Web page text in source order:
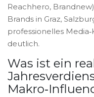
Reachhero,
Brands in Graz,
professionelles
deutlich.
Was ist ein